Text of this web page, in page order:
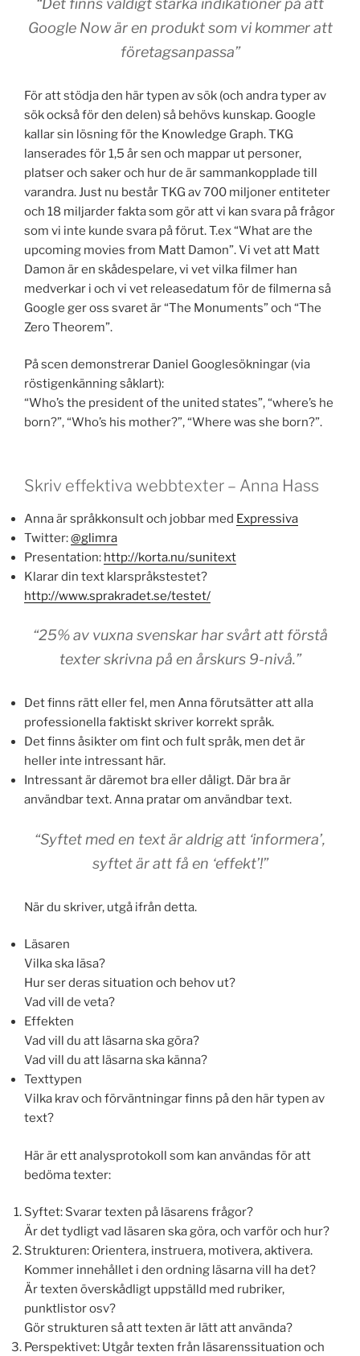
“Det finns väldigt starka indikationer på att
Google Now är en produkt som vi kommer att
företagsanpassa”
För att stödja den här typen av sök (och andra typer av
sök också för den delen) så behövs kunskap. Google
kallar sin lösning för the Knowledge Graph. TKG
lanserades för 1,5 år sen och mappar ut personer,
platser och saker och hur de är sammankopplade till
varandra. Just nu består TKG av 700 miljoner entiteter
och 18 miljarder fakta som gör att vi kan svara på frågor
som vi inte kunde svara på förut. T.ex “What are the
upcoming movies from Matt Damon”. Vi vet att Matt
Damon är en skådespelare, vi vet vilka filmer han
medverkar i och vi vet releasedatum för de filmerna så
Google ger oss svaret är “The Monuments” och “The
Zero Theorem”.
På scen demonstrerar Daniel Googlesökningar (via
röstigenkänning såklart):
“Who’s the president of the united states”, “where’s he
born?”, “Who’s his mother?”, “Where was she born?”.
Skriv effektiva webbtexter – Anna Hass
Anna är språkkonsult och jobbar med Expressiva
Twitter:@glimra
Presentation: http://korta.nu/sunitext
Klarar din text klarspråkstestet?
http://www.sprakradet.se/testet/
“25% av vuxna svenskar har svårt att förstå
texter skrivna på en årskurs 9-nivå.”
Det finns rätt eller fel, men Anna förutsätter att alla
professionella faktiskt skriver korrekt språk.
Det finns åsikter om fint och fult språk, men det är
heller inte intressant här.
Intressant är däremot bra eller dåligt. Där bra är
användbar text. Anna pratar om användbar text.
“Syftet med en text är aldrig att ‘informera’,
syftet är att få en ‘effekt’!”
När du skriver, utgå ifrån detta.
Läsaren
Vilka ska läsa?
Hur ser deras situation och behov ut?
Vad vill de veta?
Effekten
Vad vill du att läsarna ska göra?
Vad vill du att läsarna ska känna?
Texttypen
Vilka krav och förväntningar finns på den här typen av
text?
Här är ett analysprotokoll som kan användas för att
bedöma texter:
Syftet: Svarar texten på läsarens frågor?
Är det tydligt vad läsaren ska göra, och varför och hur?
Strukturen: Orientera, instruera, motivera, aktivera.
Kommer innehållet i den ordning läsarna vill ha det?
Är texten överskådligt uppställd med rubriker,
punktlistor osv?
Gör strukturen så att texten är lätt att använda?
Perspektivet: Utgår texten från läsarenssituation och